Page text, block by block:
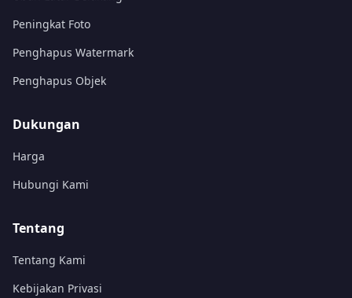
Peningkat Foto
Penghapus Watermark
Penghapus Objek
Dukungan
Harga
Hubungi Kami
Tentang
Tentang Kami
Kebijakan Privasi